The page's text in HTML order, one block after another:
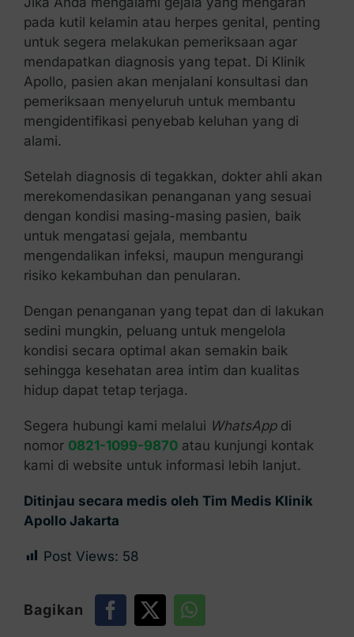
pada kutil kelamin atau herpes genital, penting
untuk segera melakukan pemeriksaan agar
mendapatkan diagnosis yang tepat. Di Klinik
Apollo, pasien akan menjalani konsultasi dan
pemeriksaan menyeluruh untuk membantu
mengidentifikasi penyebab keluhan yang di
alami.
Setelah diagnosis di tegakkan, dokter ahli akan
merekomendasikan penanganan yang sesuai
dengan kondisi masing-masing pasien, baik
untuk mengatasi gejala, membantu
mengendalikan infeksi, maupun mengurangi
risiko kekambuhan dan penularan.
Dengan penanganan yang tepat dan di lakukan
sedini mungkin, peluang untuk mengelola
kondisi secara optimal akan semakin baik
sehingga kesehatan area intim dan kualitas
hidup dapat tetap terjaga.
Segera hubungi kami melalui WhatsAppdi
nomor 0821-1099-9870atau kunjungi kontak
kami di website untuk informasi lebih lanjut.
Ditinjau secara medis oleh Tim Medis Klinik
Apollo Jakarta
Post Views: 58
Bagikan